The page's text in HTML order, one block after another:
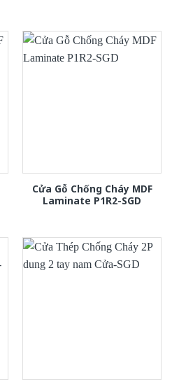
Cửa Gỗ Chống Cháy MDF
Laminate P1R2-SGD